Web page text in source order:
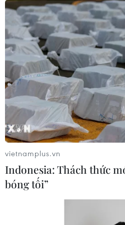
Bàn giao khoảng 260ha đất
đường kết nối sân bay Long
10/08/2026 09:07
Lào Cai: Khởi tố 2
làm giả gạo Séng Cù, thu
tấn
10/08/2026 08:59
Xem
vietnamplus.vn
Indonesia: Thách thức
bóng tối”